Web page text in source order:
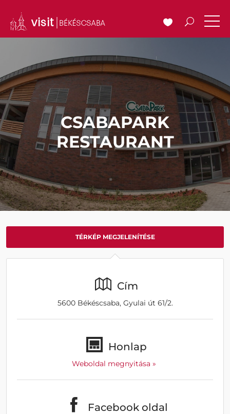
CSABAPARK
RESTAURANT
TÉRKÉP MEGJELENÍTÉSE
Cím
5600 Békéscsaba, Gyulai út 61/2.
Honlap
Weboldal megnyitása »
Facebook oldal